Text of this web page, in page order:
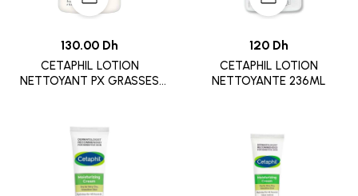
130.00 Dh
CETAPHIL LOTION
NETTOYANT PX GRASSES
120 Dh
CETAPHIL LOTION
NETTOYANTE 236ML